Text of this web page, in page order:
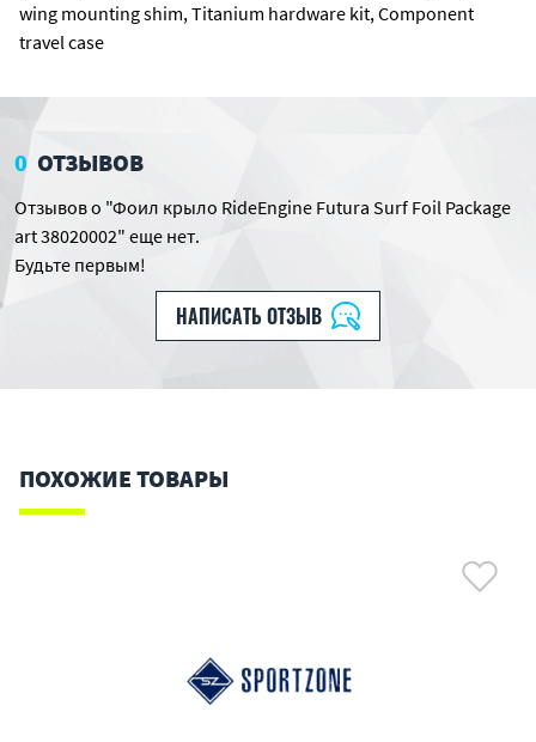
wing mounting shim, Titanium hardware kit, Component
travel case
0 ОТЗЫВОВ
Отзывов о "Фоил крыло RideEngine Futura Surf Foil Package
art 38020002" еще нет.
Будьте первым!
НАПИСАТЬ ОТЗЫВ
ПОХОЖИЕ ТОВАРЫ